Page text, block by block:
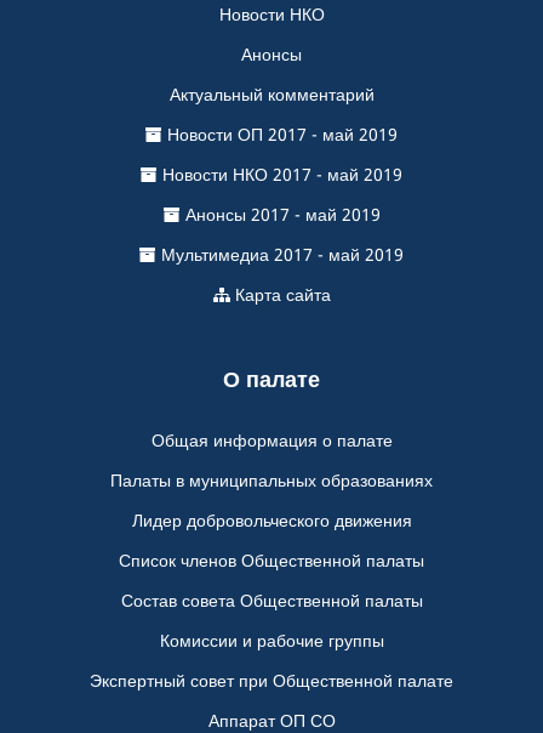
Новости НКО
Анонсы
Актуальный комментарий
Новости ОП 2017 - май 2019
Новости НКО 2017 - май 2019
Анонсы 2017 - май 2019
Мультимедиа 2017 - май 2019
Карта сайта
О палате
Общая информация о палате
Палаты в муниципальных образованиях
Лидер добровольческого движения
Список членов Общественной палаты
Состав совета Общественной палаты
Комиссии и рабочие группы
Экспертный совет при Общественной палате
Аппарат ОП СО